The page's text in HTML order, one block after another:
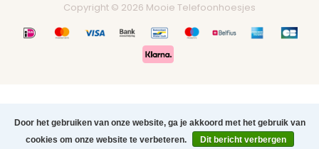
0
Copyright © 2026 Mooie Telefoonhoesjes
Door het gebruiken van onze website, ga je akkoord met het gebruik van
cookies om onze website te verbeteren.
Dit bericht verbergen